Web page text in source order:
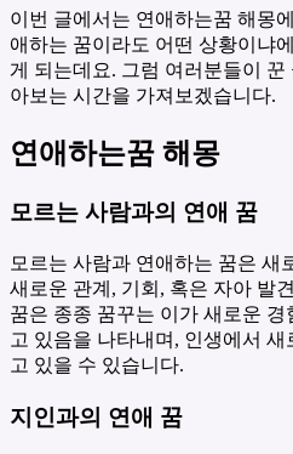
이번 글에서는 연애하는꿈 해몽
애하는 꿈이라도 어떤 상황이냐
게 되는데요. 그럼 여러분들이
아보는 시간을 가져보겠습니다.
연애하는꿈 해몽
모르는 사람과의 연애 꿈
모르는 사람과 연애하는 꿈은 새
새로운 관계, 기회, 혹은 자아 발
꿈은 종종 꿈꾸는 이가 새로운 경
고 있음을 나타내며, 인생에서
고 있을 수 있습니다.
지인과의 연애 꿈